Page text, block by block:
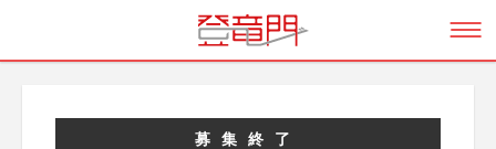
募集終了